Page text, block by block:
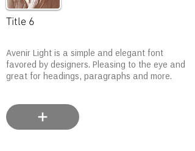
Title 6
Avenir Light is a simple and elegant font
favored by designers. Pleasing to the eye and
great for headings, paragraphs and more.